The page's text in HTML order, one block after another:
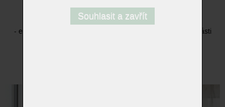
- manuální otáčení křesel o 320°
- elektrický boční pohyb křesel
- elektrické nastavení sklonu zad a područkové/podnožní části
Souhlasit a zavřít